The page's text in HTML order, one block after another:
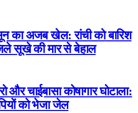
का अजब खेल: रांची को बारिश
सूखे की मार से बेहाल
और चाईबासा कोषागार घोटाला:
को भेजा जेल